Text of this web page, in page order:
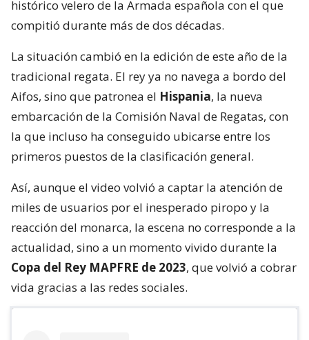
histórico velero de la Armada española con el que
compitió durante más de dos décadas.
La situación cambió en la edición de este año de la
tradicional regata. El rey ya no navega a bordo del
Aifos, sino que patronea el Hispania, la nueva
embarcación de la Comisión Naval de Regatas, con
la que incluso ha conseguido ubicarse entre los
primeros puestos de la clasificación general.
Así, aunque el video volvió a captar la atención de
miles de usuarios por el inesperado piropo y la
reacción del monarca, la escena no corresponde a la
actualidad, sino a un momento vivido durante la
Copa del Rey MAPFRE de 2023, que volvió a cobrar
vida gracias a las redes sociales.